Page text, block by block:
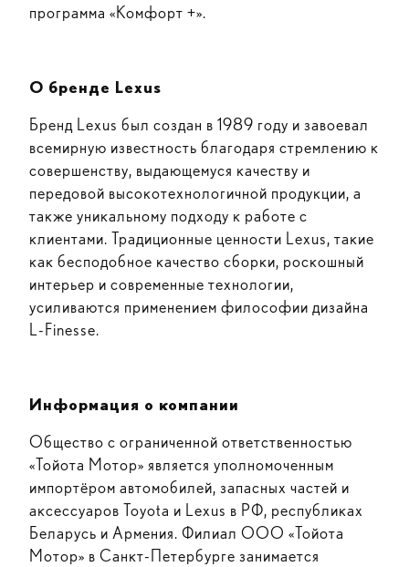
программа «Комфорт +».
О бренде Lexus
Бренд Lexus был создан в 1989 году и завоевал
всемирную известность благодаря стремлению к
совершенству, выдающемуся качеству и
передовой высокотехнологичной продукции, а
также уникальному подходу к работе с
клиентами. Традиционные ценности Lexus, такие
как бесподобное качество сборки, роскошный
интерьер и современные технологии,
усиливаются применением философии дизайна
L-Finesse.
Информация о компании
Общество с ограниченной ответственностью
«Тойота Мотор» является уполномоченным
импортёром автомобилей, запасных частей и
аксессуаров Toyota и Lexus в РФ, республиках
Беларусь и Армения. Филиал ООО «Тойота
Мотор» в Санкт-Петербурге занимается